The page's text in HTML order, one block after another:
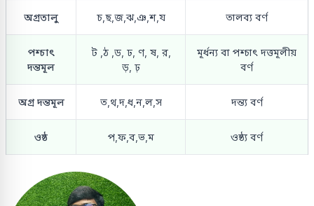
অগ্রতালু চ,ছ,জ,ঝ,ঞ,শ,য তালব্য বর্ণ
পশ্চাৎ
দন্তমূল
ট ,ঠ ,ড, ঢ, ণ, ষ, র,
ড়, ঢ়
মূর্ধন্য বা পশ্চাৎ দত্তমূলীয়
বর্ণ
অগ্র দন্তমূল ত,থ,দ,ধ,ন,ল,স দন্ত্য বর্ণ
ওষ্ঠ প,ফ,ব,ভ,ম ওষ্ঠ্য বর্ণ